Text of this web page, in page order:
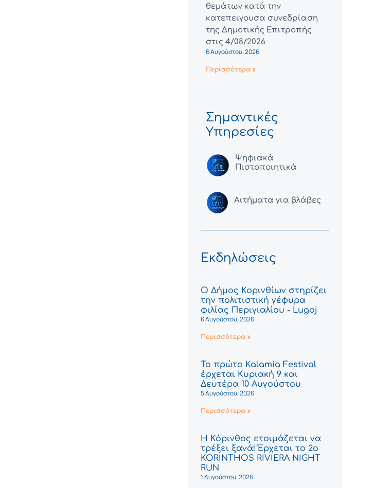
θεμάτων κατά την
κατεπειγουσα συνεδρίαση
της Δημοτικής Επιτροπής
στις 4/08/2026
6 Αυγούστου, 2026
Περισσότερα »
Σημαντικές
Υπηρεσίες
Ψηφιακά
Πιστοποιητικά
Αιτήματα για βλάβες
Εκδηλώσεις
Ο Δήμος Κορινθίων στηρίζει
την πολιτιστική γέφυρα
φιλίας Περιγιαλίου - Lugoj
6 Αυγούστου, 2026
Περισσότερα »
Το πρώτο Kalamia Festival
έρχεται Κυριακή 9 και
Δευτέρα 10 Αυγούστου
5 Αυγούστου, 2026
Περισσότερα »
Η Κόρινθος ετοιμάζεται να
τρέξει ξανά! Έρχεται το 2ο
KORINTHOS RIVIERA NIGHT
RUN
1 Αυγούστου, 2026